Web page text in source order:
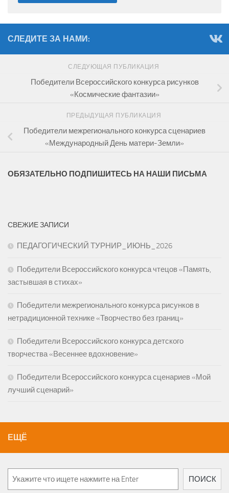
СЛЕДИТЕ ЗА НАМИ:
СЛЕДУЮЩАЯ ПУБЛИКАЦИЯ
Победители Всероссийского конкурса рисунков
«Космические фантазии»
ПРЕДЫДУЩАЯ ПУБЛИКАЦИЯ
Победители межрегионального конкурса сценариев
«Международный День матери-Земли»
ОБЯЗАТЕЛЬНО ПОДПИШИТЕСЬ НА НАШИ ПИСЬМА
СВЕЖИЕ ЗАПИСИ
ПЕДАГОГИЧЕСКИЙ ТУРНИР_ИЮНЬ_2026
Победители Всероссийского конкурса чтецов «Память,
застывшая в стихах»
Победители межрегионального конкурса рисунков в
нетрадиционной технике «Творчество без границ»
Победители Всероссийского конкурса детского
творчества «Весеннее вдохновение»
Победители Всероссийского конкурса сценариев «Мой
лучший сценарий»
ЕЩЁ
Поиск
ПОИСК